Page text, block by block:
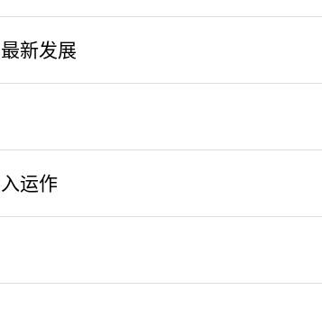
新发展
运作